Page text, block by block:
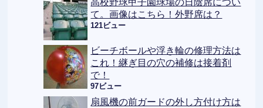
高校野球甲子園球場の日陰席につい
て。画像はこちら！外野席は？
121ビュー
ビーチボールや浮き輪の修理方法は
これ！継ぎ目の穴の補修は接着剤
で！
97ビュー
扇風機の前ガードの外し方付け方は